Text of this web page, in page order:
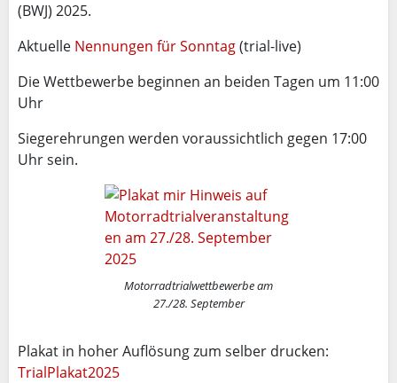
(BWJ) 2025.
Aktuelle Nennungen für Sonntag(trial-live)
Die Wettbewerbe beginnen an beiden Tagen um 11:00
Uhr
Siegerehrungen werden voraussichtlich gegen 17:00
Uhr sein.
Motorradtrialwettbewerbe am
27./28. September
Plakat in hoher Auflösung zum selber drucken:
TrialPlakat2025